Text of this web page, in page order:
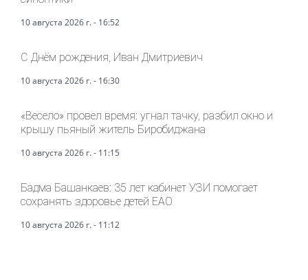
10 августа 2026 г. - 16:52
С Днём рождения, Иван Дмитриевич
10 августа 2026 г. - 16:30
«Весело» провел время: угнал тачку, разбил окно и
крышу пьяный житель Биробиджана
10 августа 2026 г. - 11:15
Бадма Башанкаев: 35 лет кабинет УЗИ помогает
сохранять здоровье детей ЕАО
10 августа 2026 г. - 11:12